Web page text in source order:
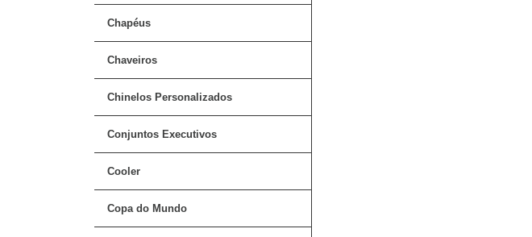
Chapéus
Chaveiros
Chinelos Personalizados
Conjuntos Executivos
Cooler
Copa do Mundo